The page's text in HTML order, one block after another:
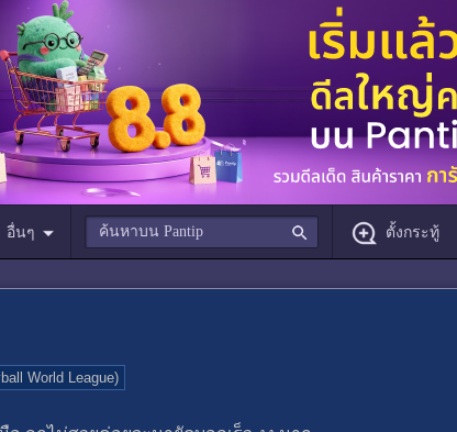
อื่นๆ ตั้งกระทู้
World League)